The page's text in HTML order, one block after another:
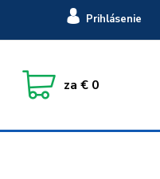
Prihlásenie
za € 0